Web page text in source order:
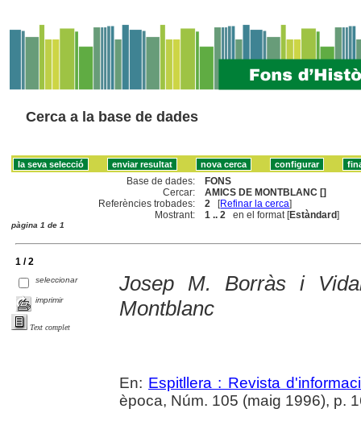
Cerca a la base de dades
Base de dades:
FONS
Cercar:
AMICS DE MONTBLANC []
Referències trobades:
2 [Refinar la cerca]
Mostrant:
1 .. 2 en el format [Estàndard]
pàgina 1 de 1
1 / 2
seleccionar
imprimir
Text complet
Josep M. Borràs i
Montblanc
En: Espitllera : Revista
època, Núm. 105 (maig 1996), p.